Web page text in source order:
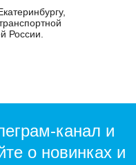
России.
канал и
о новинках и